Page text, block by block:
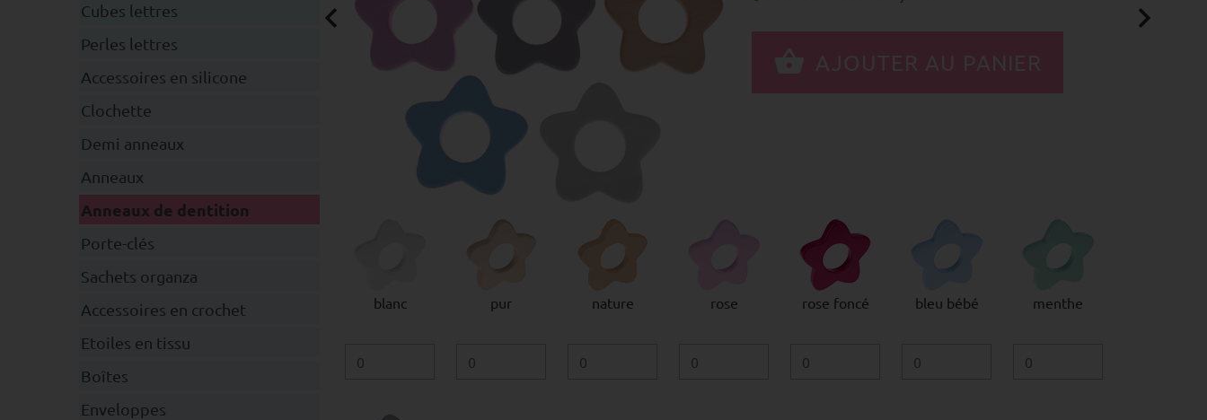
blanc pur nature rose rose foncé bleu bébé menthe
Cubes lettres
Perles lettres
Accessoires en silicone
Clochette
Demi anneaux
Anneaux
Anneaux de dentition
Porte-clés
Sachets organza
Accessoires en crochet
Etoiles en tissu
Boîtes
Enveloppes